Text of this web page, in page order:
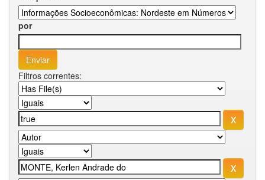
por
Filtros correntes: